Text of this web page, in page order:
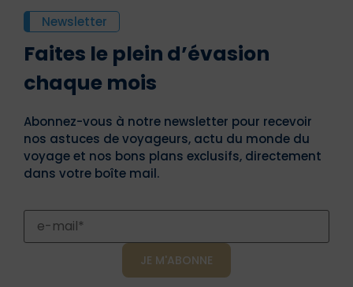
Newsletter
Faites le plein d’évasion
chaque mois
Abonnez-vous à notre newsletter pour recevoir
nos astuces de voyageurs, actu du monde du
voyage et nos bons plans exclusifs, directement
dans votre boîte mail.